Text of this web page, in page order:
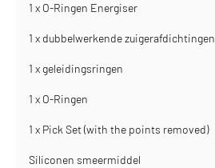
1 x O-Ringen Energiser
1 x dubbelwerkende zuigerafdichtingen
1 x geleidingsringen
1 x O-Ringen
1 x Pick Set (with the points removed)
Siliconen smeermiddel